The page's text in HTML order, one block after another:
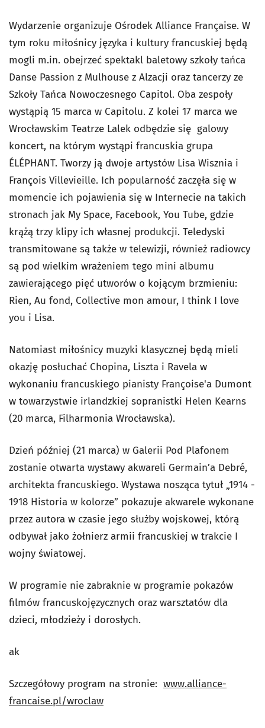
Wydarzenie organizuje Ośrodek Alliance Française. W
tym roku miłośnicy języka i kultury francuskiej będą
mogli m.in. obejrzeć spektakl baletowy szkoły tańca
Danse Passion z Mulhouse z Alzacji oraz tancerzy ze
Szkoły Tańca Nowoczesnego Capitol. Oba zespoły
wystąpią 15 marca w Capitolu. Z kolei 17 marca we
Wrocławskim Teatrze Lalek odbędzie się galowy
koncert, na którym wystąpi francuskia grupa
ÉLÉPHANT. Tworzy ją dwoje artystów Lisa Wisznia i
François Villevieille. Ich popularność zaczęła się w
momencie ich pojawienia się w Internecie na takich
stronach jak My Space, Facebook, You Tube, gdzie
krążą trzy klipy ich własnej produkcji. Teledyski
transmitowane są także w telewizji, również radiowcy
są pod wielkim wrażeniem tego mini albumu
zawierającego pięć utworów o kojącym brzmieniu:
Rien, Au fond, Collective mon amour, I think I love
you i Lisa.
Natomiast miłośnicy muzyki klasycznej będą mieli
okazję posłuchać Chopina, Liszta i Ravela w
wykonaniu francuskiego pianisty Françoise'a Dumont
w towarzystwie irlandzkiej sopranistki Helen Kearns
(20 marca, Filharmonia Wrocławska).
Dzień później (21 marca) w Galerii Pod Plafonem
zostanie otwarta wystawy akwareli Germain’a Debré,
architekta francuskiego. Wystawa nosząca tytuł „1914 -
1918 Historia w kolorze” pokazuje akwarele wykonane
przez autora w czasie jego służby wojskowej, którą
odbywał jako żołnierz armii francuskiej w trakcie I
wojny światowej.
W programie nie zabraknie w programie pokazów
filmów francuskojęzycznych oraz warsztatów dla
dzieci, młodzieży i dorosłych.
ak
Szczegółowy program na stronie: www.alliance-
francaise.pl/wroclaw